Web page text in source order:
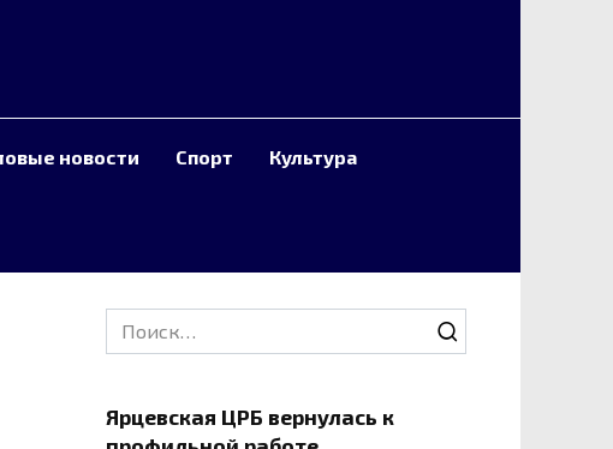
новости Спорт Культура
Search
for:
Ярцевская ЦРБ вернулась к